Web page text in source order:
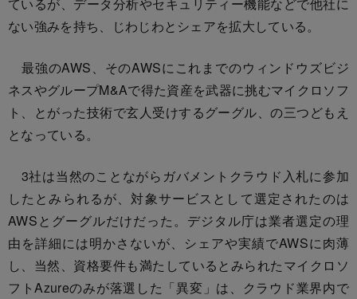
ない強みを持ち、じわじわとシェアを拡大している。
最強のAWS、そのAWSにこれまでのウィンドウズビジ
ネスやグループM&Aで得た資産を武器に挑むマイクロソフ
ト、とがった技術で玄人受けするグーグル、の三つどもえ
となっている。
3社は当然のことながらガバメントクラウド入札に参加
したとみられるが、対象サービスとして選定されたのは
AWSとグーグルだけだった。デジタル庁は業者選定の理
由を詳細には明かさないが、シェアや実績でAWSに肉薄
し、当然、資格要件も満たしているとみられたマイクロソ
フトAzureのみが落選した「異変」は、クラウド業界内で